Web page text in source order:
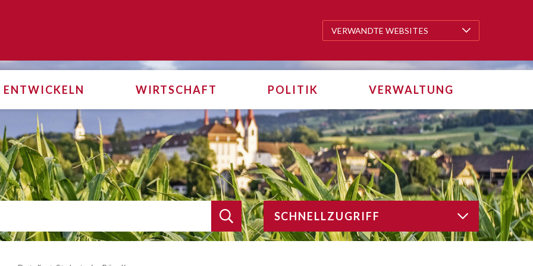
VERWANDTE WEBSITES
VERWANDTE WEBSITES
ENTWICKELN WIRTSCHAFT POLITIK VERWALTUNG
Suche starten
SCHNELLZUGRIFF
SCHNELLZUGRIFF